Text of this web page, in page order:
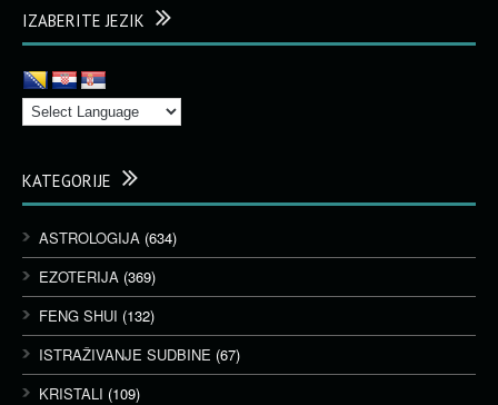
IZABERITE JEZIK
KATEGORIJE
ASTROLOGIJA (634)
EZOTERIJA (369)
FENG SHUI (132)
ISTRAŽIVANJE SUDBINE (67)
KRISTALI (109)